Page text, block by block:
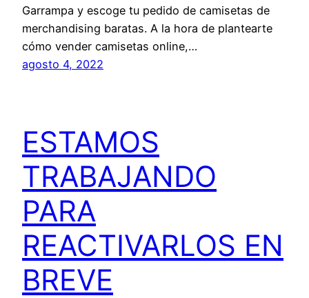
Garrampa y escoge tu pedido de camisetas de
merchandising baratas. A la hora de plantearte
cómo vender camisetas online,…
agosto 4, 2022
ESTAMOS
TRABAJANDO
PARA
REACTIVARLOS EN
BREVE